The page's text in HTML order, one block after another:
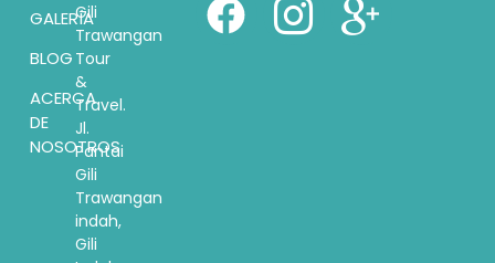
GALERÍA
BLOG
ACERCA
DE
NOSOTROS
Gili
Trawangan
Tour
&
Travel.
Jl.
Pantai
Gili
Trawangan
indah,
Gili